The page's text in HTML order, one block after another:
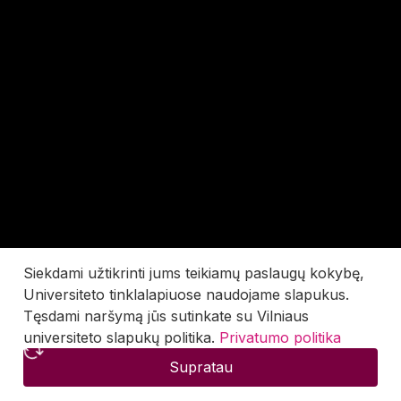
Siekdami užtikrinti jums teikiamų paslaugų kokybę,
Universiteto tinklalapiuose naudojame slapukus.
Tęsdami naršymą jūs sutinkate su Vilniaus
universiteto slapukų politika. Privatumo politika
Supratau